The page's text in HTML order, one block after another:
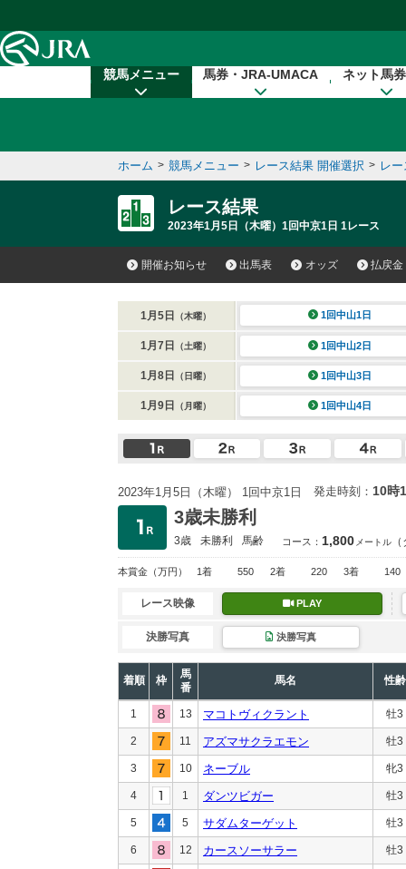
競馬メニュー 馬券・JRA-UMACA ネット馬
ホーム > 競馬メニュー > レース結果 開催選択 > レ
レース結果
2023年1月5日（木曜）1回中京1日 1レース
開催お知らせ 出馬表 オッズ 払戻金
1月5日 （木曜） 1回中山1日
1月7日 （土曜） 1回中山2日
1月8日 （日曜） 1回中山3日
1月9日 （月曜） 1回中山4日
2023年1月5日（木曜） 1回中京1日 発走時刻： 10時
3歳未勝利
3歳 未勝利 馬齢 コース： 1,800 メートル
本賞金 （万円） 1着 550 2着 220 3着 140
レース映像 PLAY
決勝写真 決勝写真
着順 枠
馬
番
馬名 性齢
1 13 マコトヴィクラント 牡3
2 11 アズマサクラエモン 牡3
3 10 ネーブル 牝3
4 1 ダンツビガー 牡3
5 5 サダムターゲット 牡3
6 12 カースソーサラー 牡3